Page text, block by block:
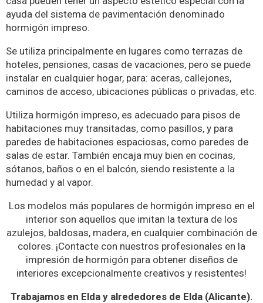
ayuda del sistema de pavimentación denominado
hormigón impreso.
Se utiliza principalmente en lugares como terrazas de
hoteles, pensiones, casas de vacaciones, pero se puede
instalar en cualquier hogar, para: aceras, callejones,
caminos de acceso, ubicaciones públicas o privadas, etc.
Utiliza hormigón impreso, es adecuado para pisos de
habitaciones muy transitadas, como pasillos, y para
paredes de habitaciones espaciosas, como paredes de
salas de estar. También encaja muy bien en cocinas,
sótanos, baños o en el balcón, siendo resistente a la
humedad y al vapor.
Los modelos más populares de hormigón impreso en el
interior son aquellos que imitan la textura de los
azulejos, baldosas, madera, en cualquier combinación de
colores. ¡Contacte con nuestros profesionales en la
impresión de hormigón para obtener diseños de
interiores excepcionalmente creativos y resistentes!
Trabajamos en Elda y alrededores de Elda (Alicante).